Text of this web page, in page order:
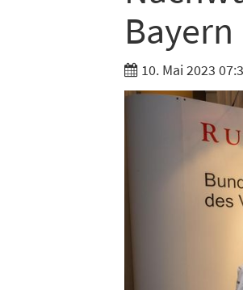
Bayern
10. Mai 2023
Anmelden